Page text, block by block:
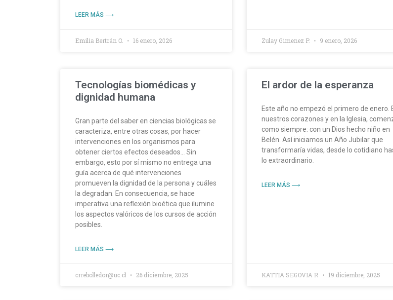
LEER MÁS ⟶
Emilia Bertrán O. 16 enero, 2026 Zulay Gimenez P. 9 enero, 2026
Tecnologías biomédicas y
dignidad humana
Gran parte del saber en ciencias biológicas se
caracteriza, entre otras cosas, por hacer
intervenciones en los organismos para
obtener ciertos efectos deseados… Sin
embargo, esto por sí mismo no entrega una
guía acerca de qué intervenciones
promueven la dignidad de la persona y cuáles
la degradan. En consecuencia, se hace
imperativa una reflexión bioética que ilumine
los aspectos valóricos de los cursos de acción
posibles.
LEER MÁS ⟶
crrebolledor@uc.cl 26 diciembre, 2025
El ardor de la esperanza
Este año no empezó el primero de enero.
nuestros corazones y en la Iglesia,
como siempre: con un Dios hecho niño en
Belén. Así iniciamos un Año Jubilar que
transformaría vidas, desde lo cotidiano
lo extraordinario.
LEER MÁS ⟶
KATTIA SEGOVIA R 19 diciembre, 2025